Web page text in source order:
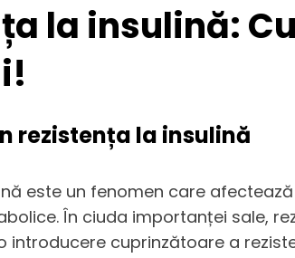
la insulină:
rezistența la insulină
este un fenomen care
În ciuda importanței sale,
introducere cuprinzătoare a